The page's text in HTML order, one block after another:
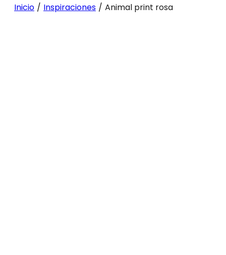
Inicio / Inspiraciones / Animal print rosa